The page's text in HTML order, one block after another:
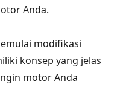
Anda.
modifikasi
konsep yang jelas
motor Anda